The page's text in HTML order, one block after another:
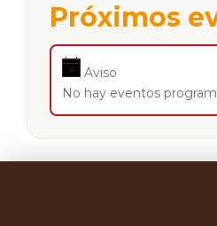
Próximos
Aviso
No hay eventos